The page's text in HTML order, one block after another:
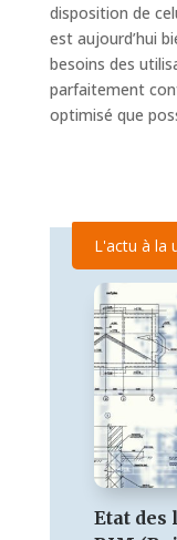
disposition de
est aujourd’hui
besoins des
parfaitement
optimisé que
Etat des